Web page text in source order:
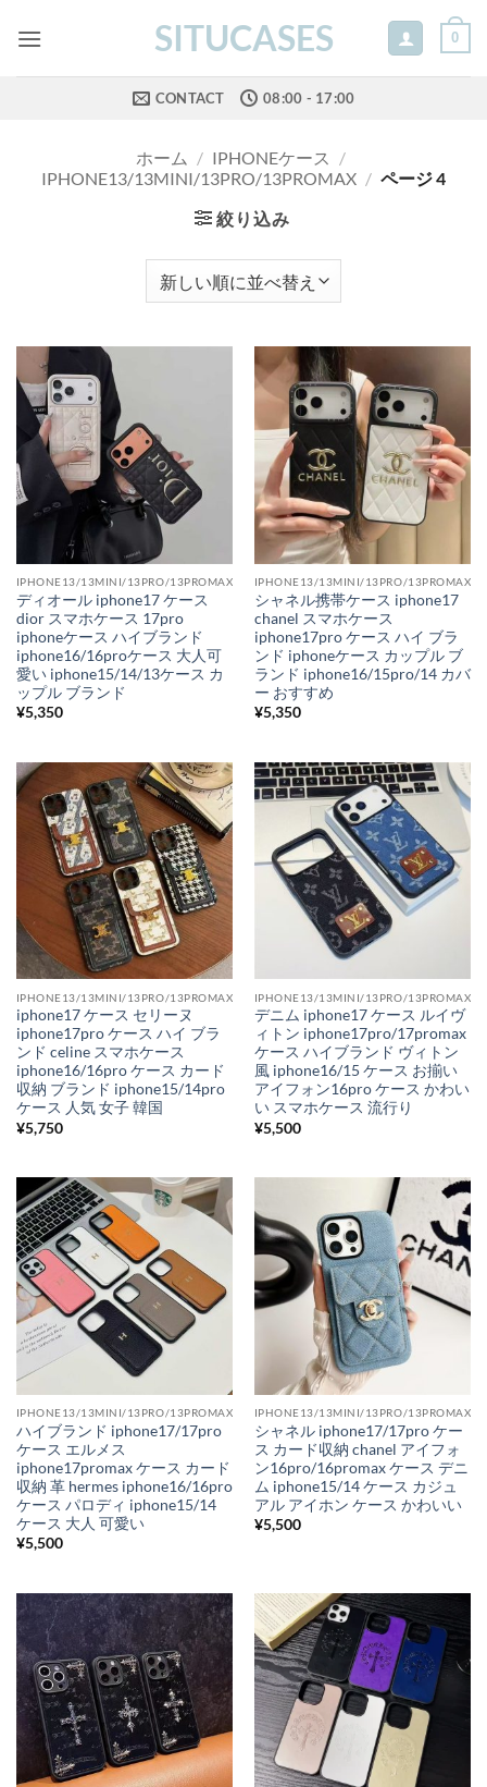
SITUCASES 0
CONTACT 08:00 - 17:00
ホーム / IPHONEケース
/
IPHONE13/13MINI/13PRO/13PROMAX / ページ 4
絞り込み
IPHONE13/13MINI/13PRO/13PROMAX
ディオール iphone17 ケース
dior スマホケース 17pro
iphoneケース ハイブランド
iphone16/16proケース 大人可
愛い iphone15/14/13ケース カ
ップル ブランド
¥5,350
IPHONE13/13MINI/13PRO/13PROMAX
シャネル携帯ケース iphone17
chanel スマホケース
iphone17pro ケース ハイ ブラ
ンド iphoneケース カップル ブ
ランド iphone16/15pro/14 カバ
ー おすすめ
¥5,350
IPHONE13/13MINI/13PRO/13PROMAX
iphone17 ケース セリーヌ
iphone17pro ケース ハイ ブラ
ンド celine スマホケース
iphone16/16pro ケース カード
収納 ブランド iphone15/14pro
ケース 人気 女子 韓国
¥5,750
IPHONE13/13MINI/13PRO/13PROMAX
デニム iphone17 ケース ルイヴ
ィトン iphone17pro/17promax
ケース ハイブランド ヴィトン
風 iphone16/15 ケース お揃い
アイフォン16pro ケース かわい
い スマホケース 流行り
¥5,500
IPHONE13/13MINI/13PRO/13PROMAX
ハイブランド iphone17/17pro
ケース エルメス
iphone17promax ケース カード
収納 革 hermes iphone16/16pro
ケース パロディ iphone15/14
ケース 大人 可愛い
¥5,500
IPHONE13/13MINI/13PRO/13PROMAX
シャネル iphone17/17pro ケー
ス カード収納 chanel アイフォ
ン16pro/16promax ケース デニ
ム iphone15/14 ケース カジュ
アル アイホン ケース かわいい
¥5,500